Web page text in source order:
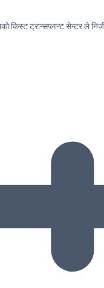
किस्ट ट्रान्सप्लान्ट सेन्टर ले